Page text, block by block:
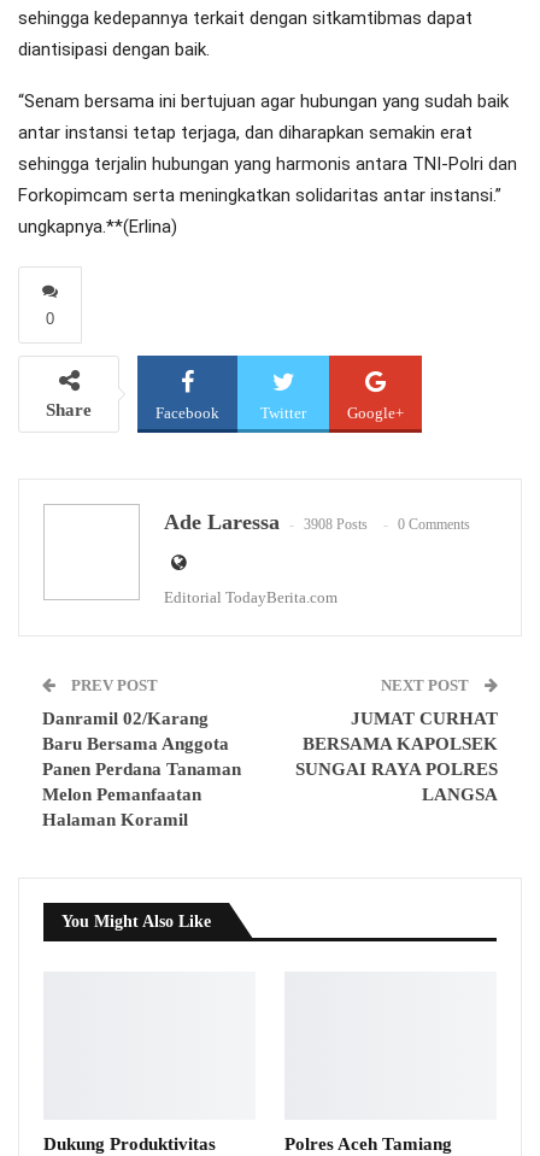
sehingga kedepannya terkait dengan sitkamtibmas dapat
diantisipasi dengan baik.
“Senam bersama ini bertujuan agar hubungan yang sudah baik
antar instansi tetap terjaga, dan diharapkan semakin erat
sehingga terjalin hubungan yang harmonis antara TNI-Polri dan
Forkopimcam serta meningkatkan solidaritas antar instansi.”
ungkapnya.**(Erlina)
0
Share Facebook Twitter Google+
Ade Laressa 3908 Posts 0 Comments
Editorial TodayBerita.com
PREV POST
Danramil 02/Karang
Baru Bersama Anggota
Panen Perdana Tanaman
Melon Pemanfaatan
Halaman Koramil
NEXT POST
JUMAT CURHAT
BERSAMA KAPOLSEK
SUNGAI RAYA POLRES
LANGSA
You Might Also Like
Dukung Produktivitas
Polres Aceh Tamiang